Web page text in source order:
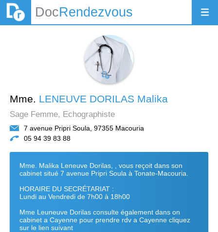
DocRendezvous
Mme. LENEUVE DORILAS Malika
Sage Femme, Echographiste
7 avenue Pripri Soula, 97355 Macouria
05 94 39 83 88
Mme. Malika Leneuve Dorilas, , vous reçoit dans son
cabinet situé 7 avenue Pripri Soula à Tonate-Macouria.
HORAIRE DU SECRÉTARIAT :
Lundi au Vendredi de 7h00 à 18h00
Mme Leuneuve Dorilas consulte également dans on
cabinet a Cayenne pour prendre rdv a Cayenne cliquez
sur le lien suivant